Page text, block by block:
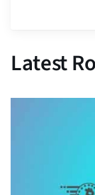
Latest